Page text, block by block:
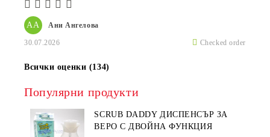
АА Ани Ангелова
30.07.2026 Checked order
Всички оценки (134)
Популярни продукти
SCRUB DADDY ДИСПЕНСЪР ЗА
ВЕРО С ДВОЙНА ФУНКЦИЯ